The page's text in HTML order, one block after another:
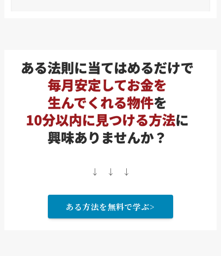
↓ ↓ ↓
ある方法を無料で学ぶ>